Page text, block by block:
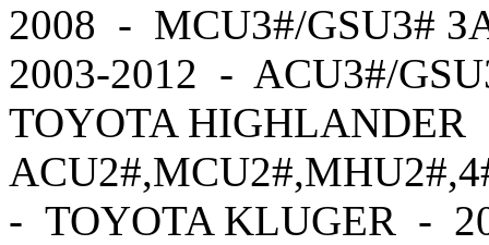
2008 - MCU3#/GSU3#
2003-2012 - ACU3#/
TOYOTA
- TOYOTA KLUGER -